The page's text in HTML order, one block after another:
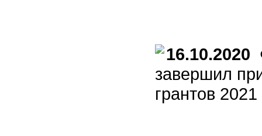
16.10.2020
завершил
грантов 2021